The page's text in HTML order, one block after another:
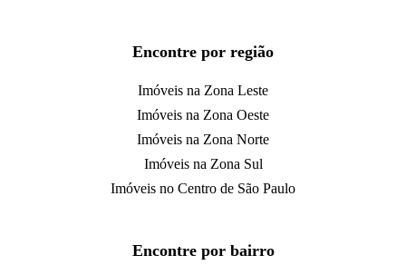
Encontre por região
Imóveis na Zona Leste
Imóveis na Zona Oeste
Imóveis na Zona Norte
Imóveis na Zona Sul
Imóveis no Centro de São Paulo
Encontre por bairro